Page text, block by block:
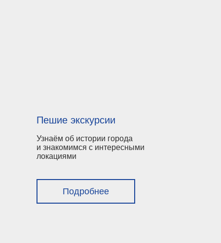
Узнаём об истории города
и знакомимся с интересными
локациями
Пешие экскурсии
Подробнее